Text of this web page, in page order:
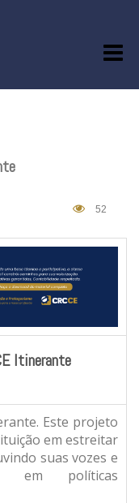
52
Itinerante
Este projeto
em estreitar
suas vozes e
em políticas